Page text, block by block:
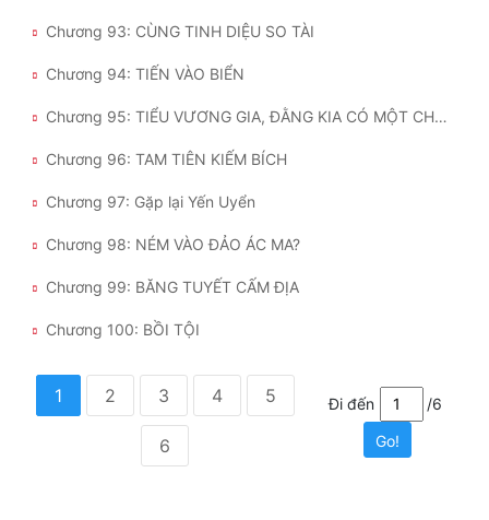
Chương 93: CÙNG TINH DIỆU SO TÀI
Chương 94: TIẾN VÀO BIỂN
Chương 95: TIỂU VƯƠNG GIA, ĐẰNG KIA CÓ MỘT CHIẾC THUYỀN LỚN
Chương 96: TAM TIÊN KIẾM BÍCH
Chương 97: Gặp lại Yến Uyển
Chương 98: NÉM VÀO ĐẢO ÁC MA?
Chương 99: BĂNG TUYẾT CẤM ĐỊA
Chương 100: BỒI TỘI
1 2 3 4 5
6
Đi đến
/6
Go!